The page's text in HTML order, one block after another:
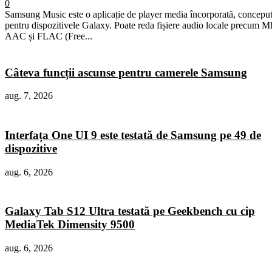
0
Samsung Music este o aplicație de player media încorporată,
pentru dispozitivele Galaxy. Poate reda fișiere audio locale precum
AAC și FLAC (Free...
Câteva funcții ascunse pentru camerele Samsung
aug. 7, 2026
Interfața One UI 9 este testată de Samsung pe 49 de
dispozitive
aug. 6, 2026
Galaxy Tab S12 Ultra testată pe Geekbench cu cip
MediaTek Dimensity 9500
aug. 6, 2026